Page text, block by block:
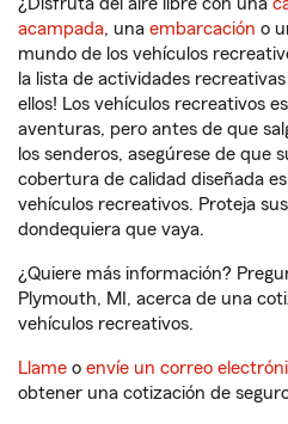
acampada, una embarcación o
mundo de los vehículos
la lista de actividades
ellos! Los vehículos recreativos
aventuras, pero antes de que
los senderos, asegúrese de que
cobertura de calidad diseñada
vehículos recreativos. Proteja
dondequiera que vaya.
¿Quiere más información?
Plymouth, MI, acerca de una
vehículos recreativos.
Llame o envíe un correo
obtener una cotización de